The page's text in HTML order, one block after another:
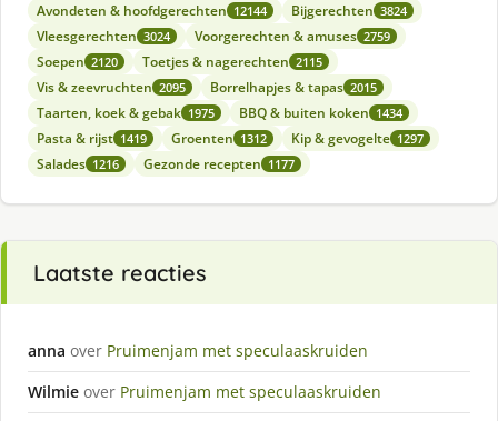
Avondeten & hoofdgerechten 12144 Bijgerechten 3824
Vleesgerechten 3024 Voorgerechten & amuses 2759
Soepen 2120 Toetjes & nagerechten 2115
Vis & zeevruchten 2095 Borrelhapjes & tapas 2015
Taarten, koek & gebak 1975 BBQ & buiten koken 1434
Pasta & rijst 1419 Groenten 1312 Kip & gevogelte 1297
Salades 1216 Gezonde recepten 1177
Laatste reacties
anna over Pruimenjam met speculaaskruiden
Wilmie over Pruimenjam met speculaaskruiden